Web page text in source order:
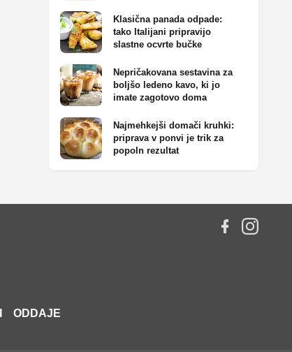
Klasična panada odpade:
tako Italijani pripravijo
slastne ocvrte bučke
Nepričakovana sestavina za
boljšo ledeno kavo, ki jo
imate zagotovo doma
Najmehkejši domači kruhki:
priprava v ponvi je trik za
popoln rezultat
ODDAJE